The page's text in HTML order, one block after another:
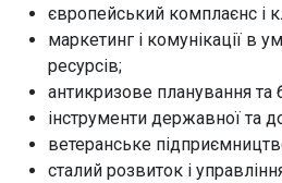
європейський комплаєнс і
маркетинг і комунікації в
ресурсів;
антикризове планування та
інструменти державної та
ветеранське
сталий розвиток і